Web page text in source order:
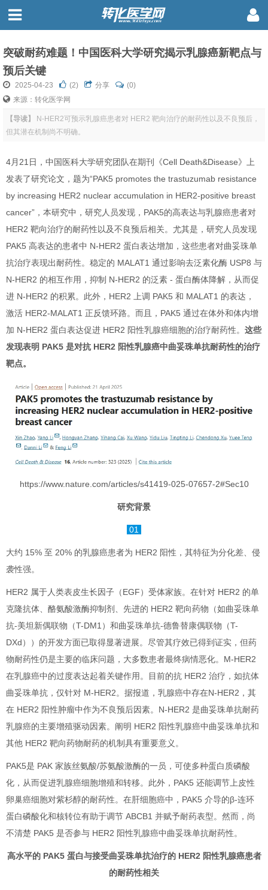
突破耐药难题！中国医科大学研究揭示乳腺癌新靶点与
预后关键
2025-04-23 (2) 分享
(0)
来源：转化医学网
【导读】
N-HER2可预示乳腺癌患者对 HER2 靶向治疗的耐药性以及不良预后，
但其潜在机制尚不明确。
4月21日，中国医科大学研究团队在期刊《Cell Death&Disease》上
发表了研究论文，题为“PAK5 promotes the trastuzumab resistance
by increasing HER2 nuclear accumulation in HER2-positive breast
cancer”，本研究中，研究人员发现，PAK5的高表达与乳腺癌患者对
HER2 靶向治疗的耐药性以及不良预后相关。尤其是，研究人员发现
PAK5 高表达的患者中 N-HER2 蛋白表达增加，这些患者对曲妥珠单
抗治疗表现出耐药性。稳定的 MALAT1 通过影响去泛素化酶 USP8 与
N-HER2 的相互作用，抑制 N-HER2 的泛素 - 蛋白酶体降解，从而促
进 N-HER2 的积累。此外，HER2 上调 PAK5 和 MALAT1 的表达，
激活 HER2-MALAT1 正反馈环路。而且，PAK5 通过在体外和体内增
加 N-HER2 蛋白表达促进 HER2 阳性乳腺癌细胞的治疗耐药性。 这些
发现表明 PAK5 是对抗 HER2 阳性乳腺癌中曲妥珠单抗耐药性的治疗
靶点。
https://www.nature.com/articles/s41419-025-07657-2#Sec10
研究背景
01
大约 15% 至 20% 的乳腺癌患者为 HER2 阳性，其特征为分化差、侵
袭性强。
HER2 属于人类表皮生长因子（EGF）受体家族。在针对 HER2 的单
克隆抗体、酪氨酸激酶抑制剂、先进的 HER2 靶向药物（如曲妥珠单
抗-美坦新偶联物（T-DM1）和曲妥珠单抗-德鲁替康偶联物（T-
DXd））的开发方面已取得显著进展。尽管其疗效已得到证实，但药
物耐药性仍是主要的临床问题，大多数患者最终病情恶化。M-HER2
在乳腺癌中的过度表达起着关键作用。目前的抗 HER2 治疗，如抗体
曲妥珠单抗，仅针对 M-HER2。据报道，乳腺癌中存在N-HER2，其
在 HER2 阳性肿瘤中作为不良预后因素。N-HER2 是曲妥珠单抗耐药
乳腺癌的主要增殖驱动因素。阐明 HER2 阳性乳腺癌中曲妥珠单抗和
其他 HER2 靶向药物耐药的机制具有重要意义。
PAK5是 PAK 家族丝氨酸/苏氨酸激酶的一员，可使多种蛋白质磷酸
化，从而促进乳腺癌细胞增殖和转移。此外，PAK5 还能调节上皮性
卵巢癌细胞对紫杉醇的耐药性。在肝细胞癌中，PAK5 介导的β-连环
蛋白磷酸化和核转位有助于调节 ABCB1 并赋予耐药表型。然而，尚
不清楚 PAK5 是否参与 HER2 阳性乳腺癌中曲妥珠单抗耐药性。
高水平的 PAK5 蛋白与接受曲妥珠单抗治疗的 HER2 阳性乳腺癌患者
的耐药性相关